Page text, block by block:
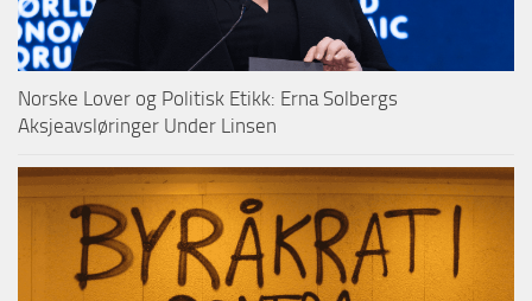
Norske Lover og Politisk Etikk: Erna Solbergs
Aksjeavsløringer Under Linsen